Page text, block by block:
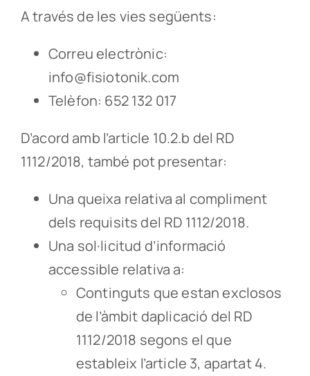
A través de les vies següents:
Correu electrònic:
info@fisiotonik.com
Telèfon: 652 132 017
D’acord amb l’article 10.2.b del RD
1112/2018, també pot presentar:
Una queixa relativa al compliment
dels requisits del RD 1112/2018.
Una sol·licitud d’informació
accessible relativa a:
Continguts que estan exclosos
de l’àmbit daplicació del RD
1112/2018 segons el que
estableix l’article 3, apartat 4.